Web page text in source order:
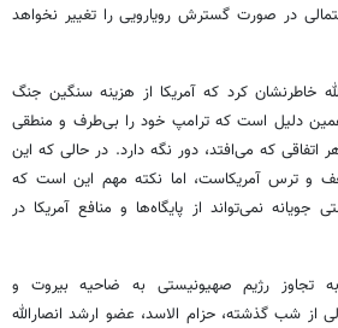
در صورت گسترش رویارویی را تغییر نخواهد
خاطرنشان کرد که آمریکا از هزینه سنگین جنگ
همین دلیل است که ترامپ خود را بی‌طرف و منطقی
اتفاقی که می‌افتد، دور نگه دارد. در حالی که این
و ترس آمریکاست، اما نکته مهم این است که
نمی‌تواند از پایگاه‌ها و منافع آمریکا در
تجاوز رژیم صهیونیستی به ضاحیه بیروت و
از شب گذشته، حزام الاسد، عضو ارشد انصارالله